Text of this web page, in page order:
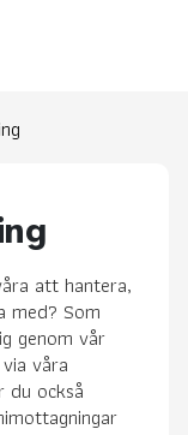
att hantera,
med? Som
genom vår
våra
du också